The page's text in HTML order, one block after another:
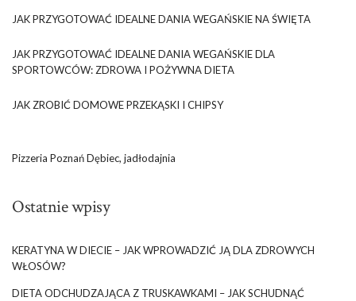
JAK PRZYGOTOWAĆ IDEALNE DANIA WEGAŃSKIE NA ŚWIĘTA
JAK PRZYGOTOWAĆ IDEALNE DANIA WEGAŃSKIE DLA
SPORTOWCÓW: ZDROWA I POŻYWNA DIETA
JAK ZROBIĆ DOMOWE PRZEKĄSKI I CHIPSY
Pizzeria Poznań Dębiec, jadłodajnia
Ostatnie wpisy
KERATYNA W DIECIE – JAK WPROWADZIĆ JĄ DLA ZDROWYCH
WŁOSÓW?
DIETA ODCHUDZAJĄCA Z TRUSKAWKAMI – JAK SCHUDNĄĆ